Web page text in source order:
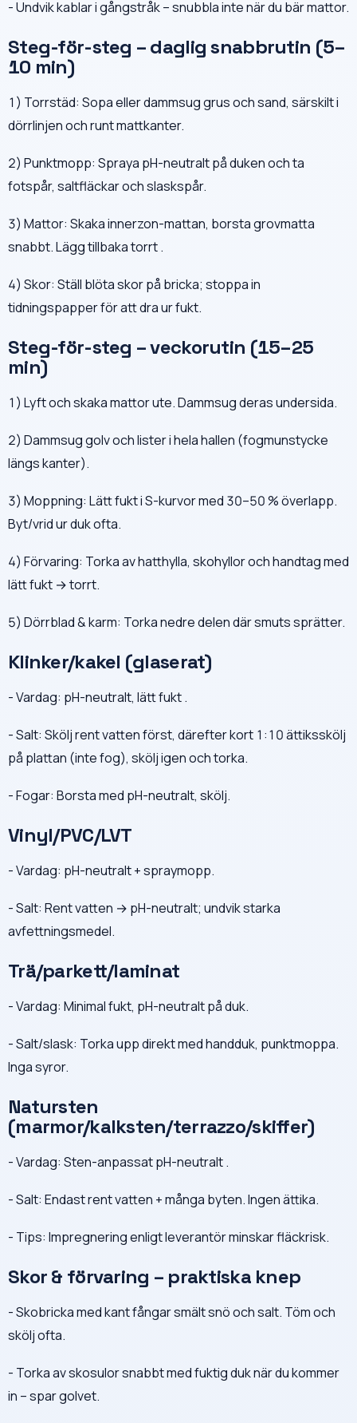
- Undvik kablar i gångstråk – snubbla inte när du bär mattor.
Steg-för-steg – daglig snabbrutin (5–
10 min)
1) Torrstäd: Sopa eller dammsug grus och sand, särskilt i
dörrlinjen och runt mattkanter.
2) Punktmopp: Spraya pH-neutralt på duken och ta
fotspår, saltfläckar och slaskspår.
3) Mattor: Skaka innerzon-mattan, borsta grovmatta
snabbt. Lägg tillbaka torrt .
4) Skor: Ställ blöta skor på bricka; stoppa in
tidningspapper för att dra ur fukt.
Steg-för-steg – veckorutin (15–25
min)
1) Lyft och skaka mattor ute. Dammsug deras undersida.
2) Dammsug golv och lister i hela hallen (fogmunstycke
längs kanter).
3) Moppning: Lätt fukt i S-kurvor med 30–50 % överlapp.
Byt/vrid ur duk ofta.
4) Förvaring: Torka av hatthylla, skohyllor och handtag med
lätt fukt → torrt.
5) Dörrblad & karm: Torka nedre delen där smuts sprätter.
Klinker/kakel (glaserat)
- Vardag: pH-neutralt, lätt fukt .
- Salt: Skölj rent vatten först, därefter kort 1:10 ättiksskölj
på plattan (inte fog), skölj igen och torka.
- Fogar: Borsta med pH-neutralt, skölj.
Vinyl/PVC/LVT
- Vardag: pH-neutralt + spraymopp.
- Salt: Rent vatten → pH-neutralt; undvik starka
avfettningsmedel.
Trä/parkett/laminat
- Vardag: Minimal fukt, pH-neutralt på duk.
- Salt/slask: Torka upp direkt med handduk, punktmoppa.
Inga syror.
Natursten
(marmor/kalksten/terrazzo/skiffer)
- Vardag: Sten-anpassat pH-neutralt .
- Salt: Endast rent vatten + många byten. Ingen ättika.
- Tips: Impregnering enligt leverantör minskar fläckrisk.
Skor & förvaring – praktiska knep
- Skobricka med kant fångar smält snö och salt. Töm och
skölj ofta.
- Torka av skosulor snabbt med fuktig duk när du kommer
in – spar golvet.